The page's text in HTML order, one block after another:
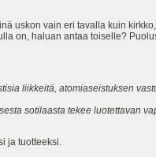
uskon vain eri tavalla kuin
on, haluan antaa toiselle?
liikkeitä, atomiaseistuksen
sotilaasta tekee luotettavan
ja tuotteeksi.